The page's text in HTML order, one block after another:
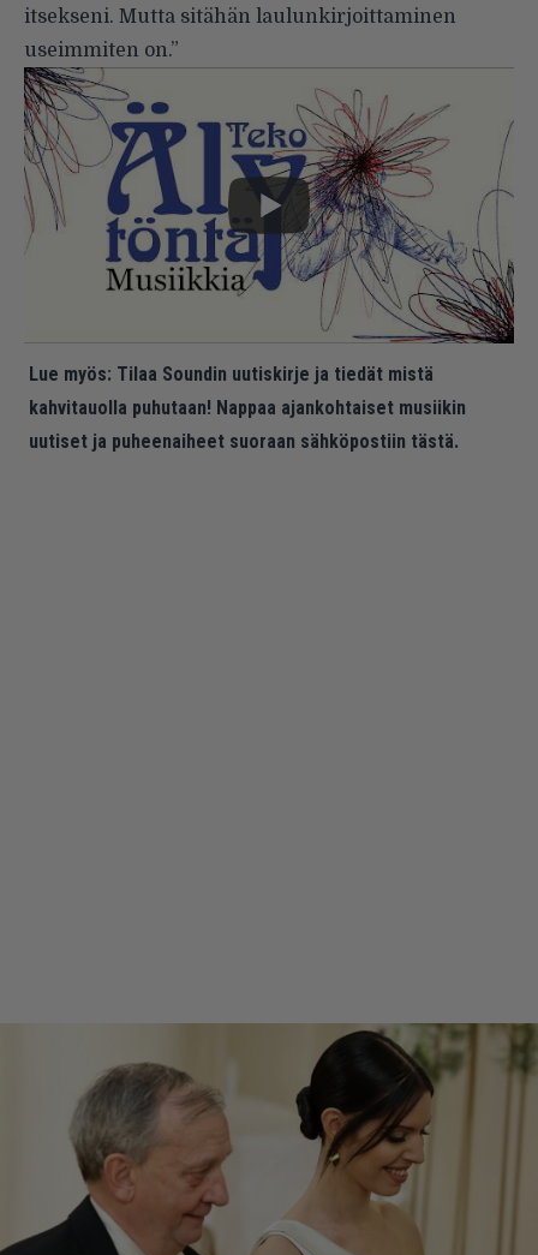
itsekseni. Mutta sitähän laulunkirjoittaminen
useimmiten on.”
Lue myös: Tilaa Soundin uutiskirje ja tiedät mistä
kahvitauolla puhutaan! Nappaa ajankohtaiset musiikin
uutiset ja puheenaiheet suoraan sähköpostiin tästä.